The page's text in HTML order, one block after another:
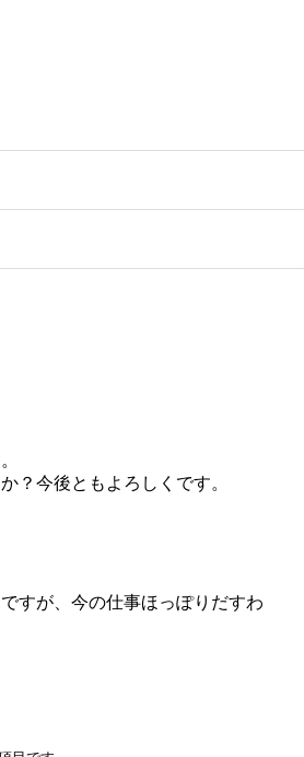
？今後ともよろしくです。
すが、今の仕事ほっぽりだすわ